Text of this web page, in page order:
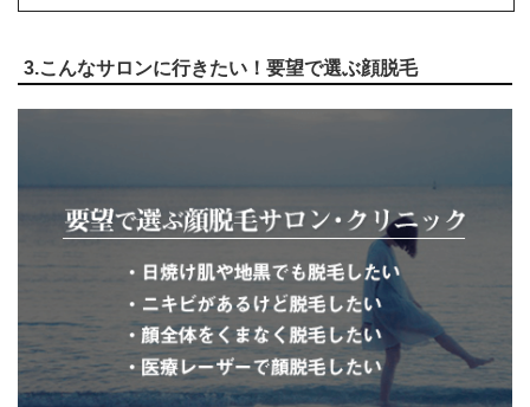
3.こんなサロンに行きたい！要望で選ぶ顔脱毛